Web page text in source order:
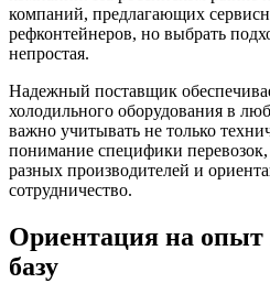
компаний, предлагающих
рефконтейнеров, но выбрать
непростая.
Надежный поставщик
холодильного оборудования в
важно учитывать не только
понимание специфики
разных производителей и
сотрудничество.
Ориентация на опыт
базу